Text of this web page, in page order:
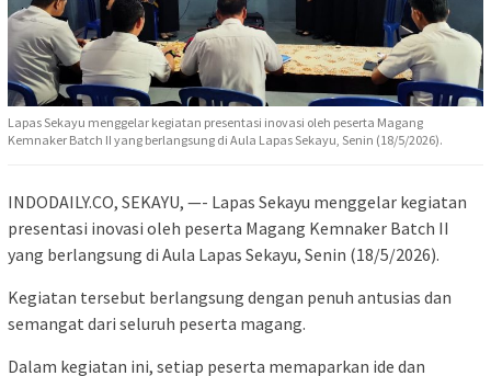
Lapas Sekayu menggelar kegiatan presentasi inovasi oleh peserta Magang
Kemnaker Batch II yang berlangsung di Aula Lapas Sekayu, Senin (18/5/2026).
INDODAILY.CO, SEKAYU, —- Lapas Sekayu menggelar kegiatan
presentasi inovasi oleh peserta Magang Kemnaker Batch II
yang berlangsung di Aula Lapas Sekayu, Senin (18/5/2026).
Kegiatan tersebut berlangsung dengan penuh antusias dan
semangat dari seluruh peserta magang.
Dalam kegiatan ini, setiap peserta memaparkan ide dan